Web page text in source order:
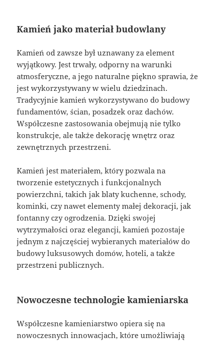
Kamień jako materiał budowlany
Kamień od zawsze był uznawany za element
wyjątkowy. Jest trwały, odporny na warunki
atmosferyczne, a jego naturalne piękno sprawia, że
jest wykorzystywany w wielu dziedzinach.
Tradycyjnie kamień wykorzystywano do budowy
fundamentów, ścian, posadzek oraz dachów.
Współczesne zastosowania obejmują nie tylko
konstrukcje, ale także dekorację wnętrz oraz
zewnętrznych przestrzeni.
Kamień jest materiałem, który pozwala na
tworzenie estetycznych i funkcjonalnych
powierzchni, takich jak blaty kuchenne, schody,
kominki, czy nawet elementy małej dekoracji, jak
fontanny czy ogrodzenia. Dzięki swojej
wytrzymałości oraz elegancji, kamień pozostaje
jednym z najczęściej wybieranych materiałów do
budowy luksusowych domów, hoteli, a także
przestrzeni publicznych.
Nowoczesne technologie kamieniarska
Współczesne kamieniarstwo opiera się na
nowoczesnych innowacjach, które umożliwiają